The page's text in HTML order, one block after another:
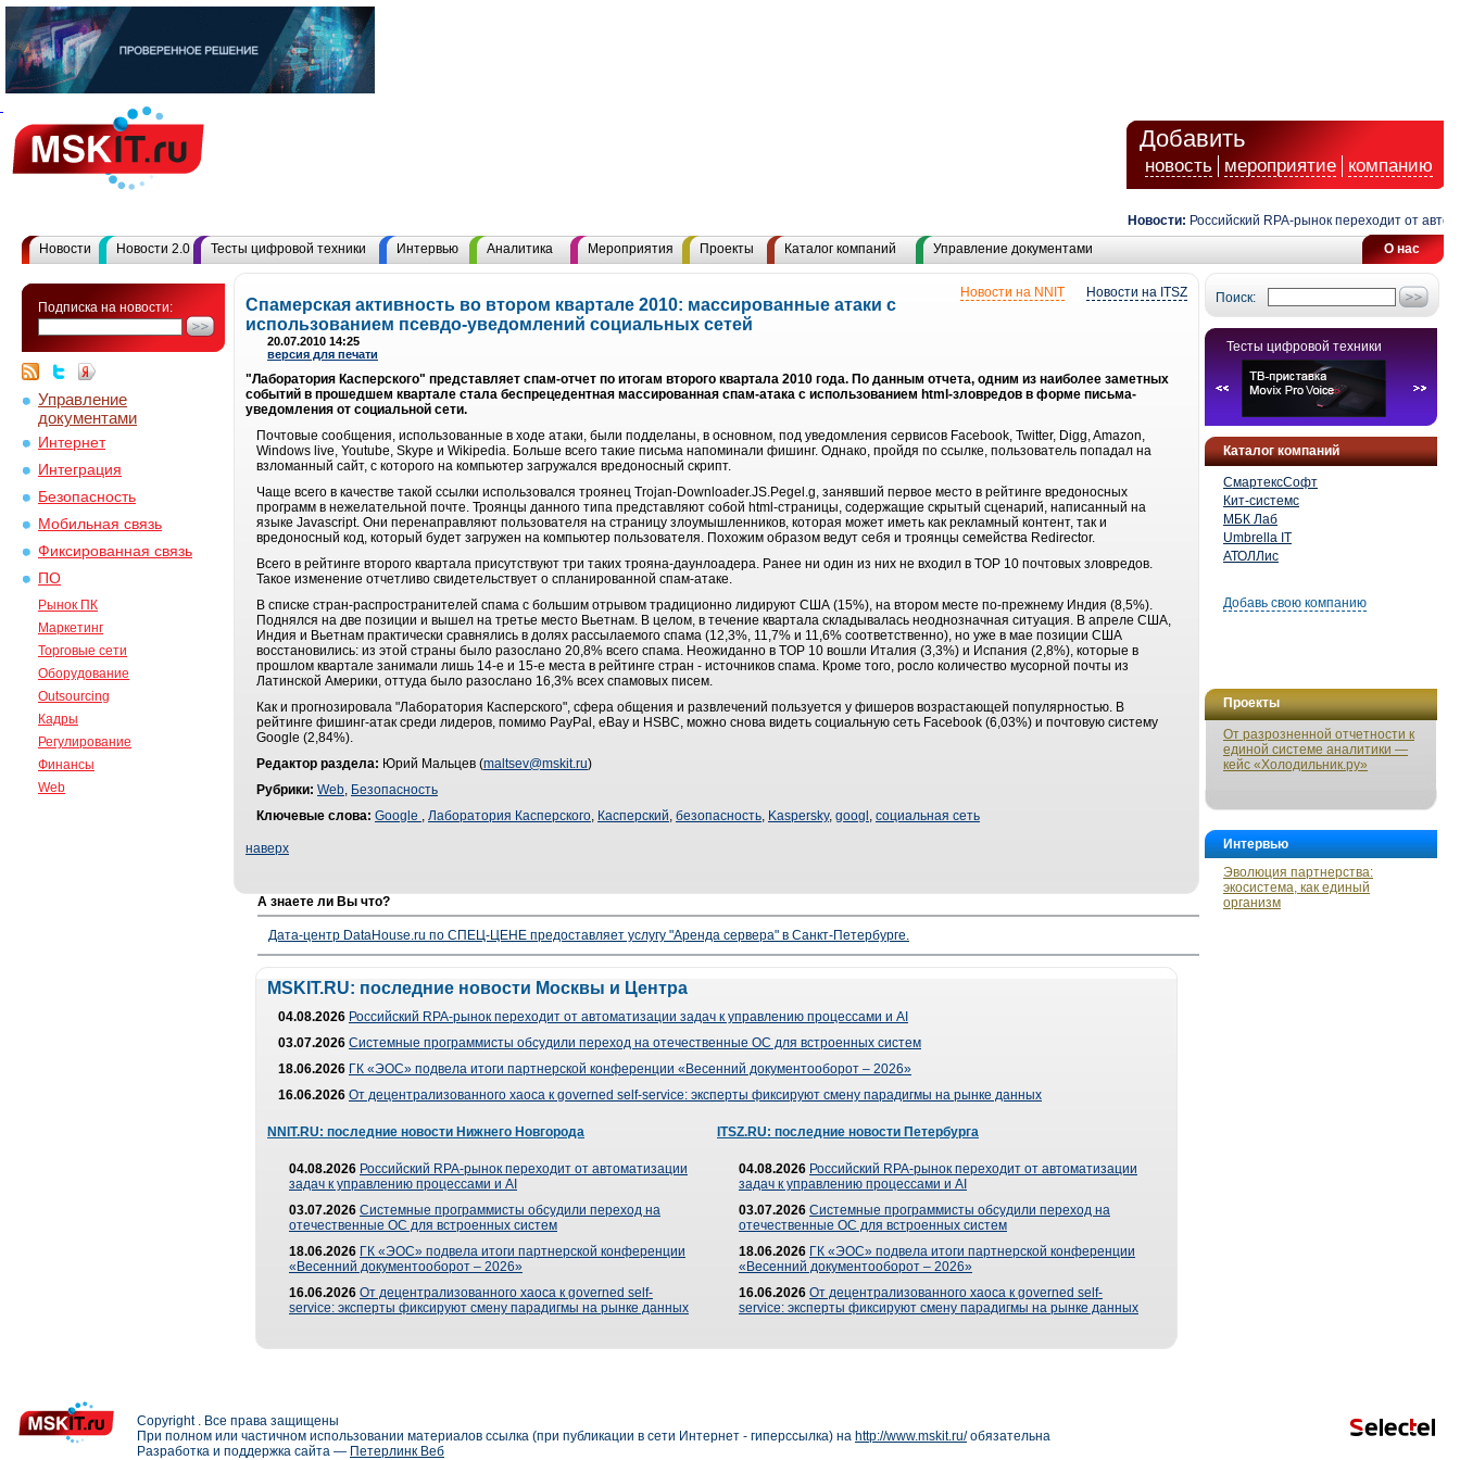
Добавить
новость мероприятие компанию
Новости: Российский RPA-рынок переходит от
О нас
Новости Новости 2.0 Тесты цифровой техники Интервью Аналитика Мероприятия Проекты Каталог компаний Управление документами
Подписка на новости:
Управление
документами
Интернет
Интеграция
Безопасность
Мобильная связь
Фиксированная связь
ПО
Рынок ПК
Маркетинг
Торговые сети
Оборудование
Outsourcing
Кадры
Регулирование
Финансы
Web
Поиск:
Тесты цифровой техники
Каталог компаний
СмартексСофт
Кит-системс
МБК Лаб
Umbrella IT
АТОЛЛис
Добавь свою компанию
Проекты
От разрозненной отчетности к
единой системе аналитики —
кейс «Холодильник.ру»
Интервью
Эволюция партнерства:
экосистема, как единый
организм
Новости на ITSZ
Новости на NNIT
Cпамерская активность во втором квартале 2010: массированные атаки с
использованием псевдо-уведомлений социальных сетей
20.07.2010 14:25
версия для печати
"Лаборатория Касперского" представляет спам-отчет по итогам второго квартала 2010 года. По данным отчета, одним из наиболее заметных
событий в прошедшем квартале стала беспрецедентная массированная спам-атака с использованием html-зловредов в форме письма-
уведомления от социальной сети.
Почтовые сообщения, использованные в ходе атаки, были подделаны, в основном, под уведомления сервисов Facebook, Twitter, Digg, Amazon,
Windows live, Youtube, Skype и Wikipedia. Больше всего такие письма напоминали фишинг. Однако, пройдя по ссылке, пользователь попадал на
взломанный сайт, с которого на компьютер загружался вредоносный скрипт.
Чаще всего в качестве такой ссылки использовался троянец Trojan-Downloader.JS.Pegel.g, занявший первое место в рейтинге вредоносных
программ в нежелательной почте. Троянцы данного типа представляют собой html-страницы, содержащие скрытый сценарий, написанный на
языке Javascript. Они перенаправляют пользователя на страницу злоумышленников, которая может иметь как рекламный контент, так и
вредоносный код, который будет загружен на компьютер пользователя. Похожим образом ведут себя и троянцы семейства Redirector.
Всего в рейтинге второго квартала присутствуют три таких трояна-даунлоадера. Ранее ни один из них не входил в TOP 10 почтовых зловредов.
Такое изменение отчетливо свидетельствует о спланированной спам-атаке.
В списке стран-распространителей спама с большим отрывом традиционно лидируют США (15%), на втором месте по-прежнему Индия (8,5%).
Поднялся на две позиции и вышел на третье место Вьетнам. В целом, в течение квартала складывалась неоднозначная ситуация. В апреле США,
Индия и Вьетнам практически сравнялись в долях рассылаемого спама (12,3%, 11,7% и 11,6% соответственно), но уже в мае позиции США
восстановились: из этой страны было разослано 20,8% всего спама. Неожиданно в TOP 10 вошли Италия (3,3%) и Испания (2,8%), которые в
прошлом квартале занимали лишь 14-е и 15-е места в рейтинге стран - источников спама. Кроме того, росло количество мусорной почты из
Латинской Америки, оттуда было разослано 16,3% всех спамовых писем.
Как и прогнозировала "Лаборатория Касперского", сфера общения и развлечений пользуется у фишеров возрастающей популярностью. В
рейтинге фишинг-атак среди лидеров, помимо PayPal, eBay и HSBC, можно снова видеть социальную сеть Facebook (6,03%) и почтовую систему
Google (2,84%).
Редактор раздела: Юрий Мальцев (maltsev@mskit.ru)
Рубрики: Web, Безопасность
Ключевые слова: Google , Лаборатория Касперского, Касперский, безопасность, Kaspersky, googl , социальная сеть
наверх
А знаете ли Вы что?
Дата-центр DataHouse.ru по СПЕЦ-ЦЕНЕ предоставляет услугу "Аренда сервера" в Санкт-Петербурге.
MSKIT.RU: последние новости Москвы и Центра
04.08.2026 Российский RPA-рынок переходит от автоматизации задач к управлению процессами и AI
03.07.2026 Системные программисты обсудили переход на отечественные ОС для встроенных систем
18.06.2026 ГК «ЭОС» подвела итоги партнерской конференции «Весенний документооборот – 2026»
16.06.2026 От децентрализованного хаоса к governed self-service: эксперты фиксируют смену парадигмы на рынке данных
NNIT.RU: последние новости Нижнего Новгорода
04.08.2026 Российский RPA-рынок переходит от автоматизации
задач к управлению процессами и AI
03.07.2026 Системные программисты обсудили переход на
отечественные ОС для встроенных систем
18.06.2026 ГК «ЭОС» подвела итоги партнерской конференции
«Весенний документооборот – 2026»
16.06.2026 От децентрализованного хаоса к governed self-
service: эксперты фиксируют смену парадигмы на рынке данных
ITSZ.RU: последние новости Петербурга
04.08.2026 Российский RPA-рынок переходит от автоматизации
задач к управлению процессами и AI
03.07.2026 Системные программисты обсудили переход на
отечественные ОС для встроенных систем
18.06.2026 ГК «ЭОС» подвела итоги партнерской конференции
«Весенний документооборот – 2026»
16.06.2026 От децентрализованного хаоса к governed self-
service: эксперты фиксируют смену парадигмы на рынке данных
Copyright . Все права защищены
При полном или частичном использовании материалов ссылка (при публикации в сети Интернет - гиперссылка) на http://www.mskit.ru/обязательна
Разработка и поддержка сайта — Петерлинк Веб